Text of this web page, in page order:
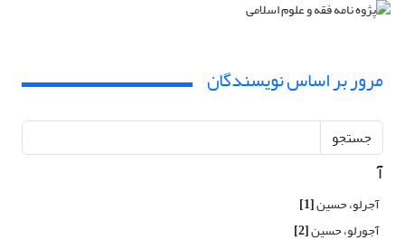
مرور بر اساس نویسندگان
جستجو
آ
آجرلو، حسین[1]
آجورلو، حسین[2]